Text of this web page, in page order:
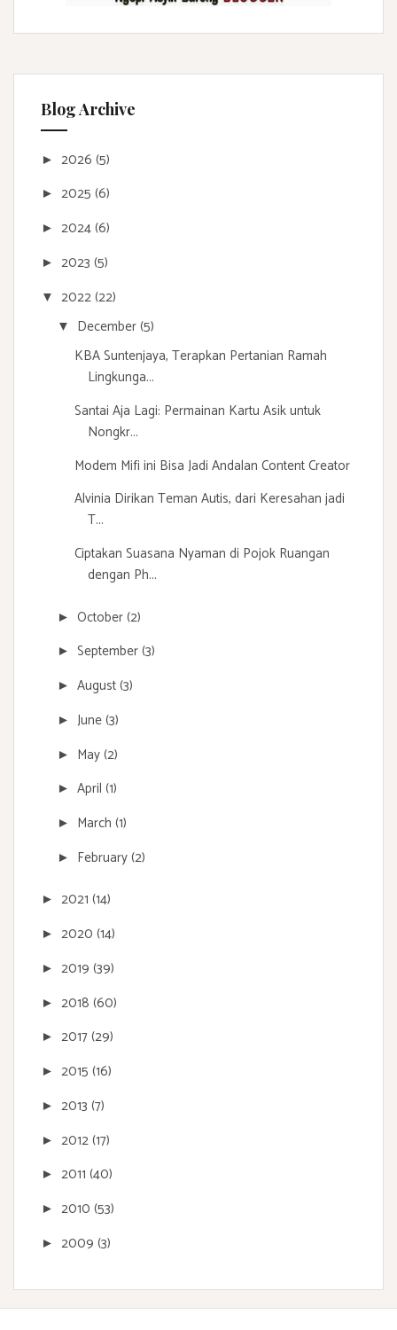
Blog Archive
► 2026 (5)
► 2025 (6)
► 2024(6)
► 2023 (5)
▼ 2022(22)
▼ December(5)
KBA Suntenjaya, Terapkan Pertanian Ramah
Lingkunga...
Santai Aja Lagi: Permainan Kartu Asik untuk
Nongkr...
Modem Mifi ini Bisa Jadi Andalan Content Creator
Alvinia Dirikan Teman Autis, dari Keresahan jadi
T...
Ciptakan Suasana Nyaman di Pojok Ruangan
dengan Ph...
► October(2)
► September(3)
► August(3)
► June(3)
► May(2)
► April (1)
► March (1)
► February(2)
► 2021 (14)
► 2020 (14)
► 2019 (39)
► 2018 (60)
► 2017(29)
► 2015 (16)
► 2013 (7)
► 2012(17)
► 2011 (40)
► 2010 (53)
► 2009 (3)